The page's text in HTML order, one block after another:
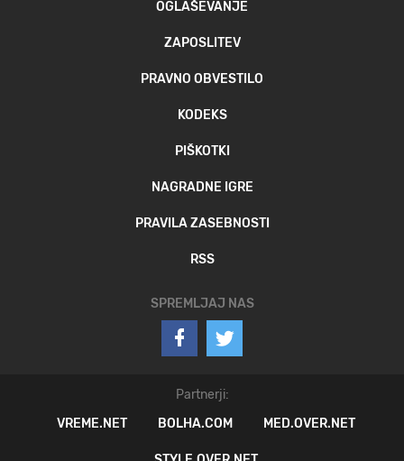
OGLAŠEVANJE
ZAPOSLITEV
PRAVNO OBVESTILO
KODEKS
PIŠKOTKI
NAGRADNE IGRE
PRAVILA ZASEBNOSTI
RSS
SPREMLJAJ NAS
Partnerji:
VREME.NET
BOLHA.COM MED.OVER.NET